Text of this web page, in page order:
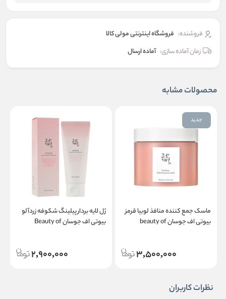
فروشنده: فروشگاه اینترنتی مولی کالا
زمان آماده سازی: آماده ارسال
محصولات مشابه
جدید
ماسک جمع کننده منافذ لوبیا قرمز
بیوتی اف جوسان beauty of
3,500,000
ژل لایه بردار پیلینگ شکوفه زردآلو
بیوتی اف جوسان Beauty of
2,900,000
نظرات کاربران